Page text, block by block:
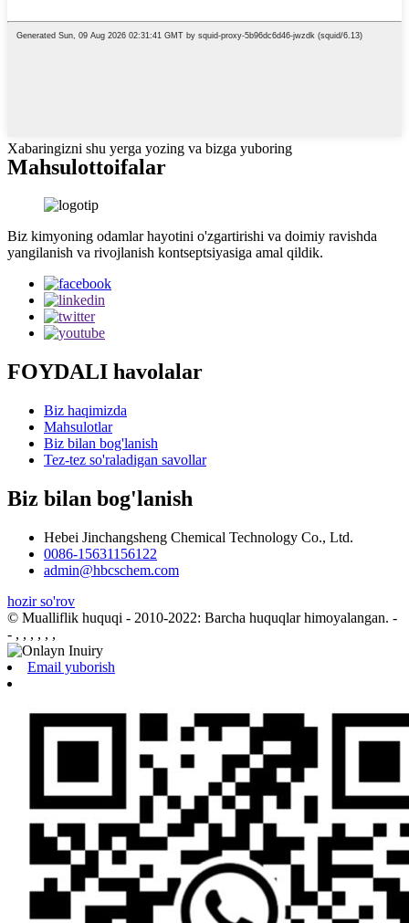
Xabaringizni shu yerga yozing va bizga yuboring
Mahsulottoifalar
Biz kimyoning odamlar hayotini o'zgartirishi va doimiy ravishda
yangilanish va rivojlanish kontseptsiyasiga amal qildik.
FOYDALI havolalar
Biz haqimizda
Mahsulotlar
Biz bilan bog'lanish
Tez-tez so'raladigan savollar
Biz bilan bog'lanish
Hebei Jinchangsheng Chemical Technology Co., Ltd.
0086-15631156122
admin@hbcschem.com
hozir so'rov
© Mualliflik huquqi - 2010-2022: Barcha huquqlar himoyalangan. -
- , , , , , ,
Email yuborish